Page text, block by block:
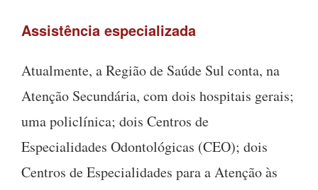
Assistência especializada
Atualmente, a Região de Saúde Sul conta, na
Atenção Secundária, com dois hospitais gerais;
uma policlínica; dois Centros de
Especialidades Odontológicas (CEO); dois
Centros de Especialidades para a Atenção às